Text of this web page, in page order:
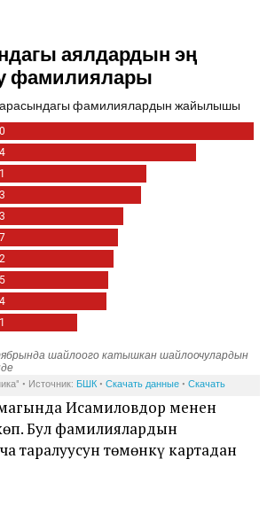
Исамиловдор менен
Бул фамилиялардын
таралуусун төмөнкү картадан